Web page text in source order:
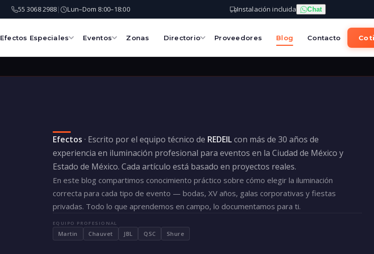
55 3068 2988| Lun–Dom 8:00–18:00 Instalación incluida Chat
Efectos Especiales Eventos Zonas Directorio Proveedores Blog Contacto
Efectos · Escrito por el equipo técnico de REDEILcon más de 30 años de
experiencia en iluminación profesional para eventos en la Ciudad de México y
Estado de México. Cada artículo está basado en proyectos reales.
En este blog compartimos conocimiento práctico sobre cómo elegir la iluminación
correcta para cada tipo de evento — bodas, XV años, galas corporativas y fiestas
privadas. Todo lo que aprendemos en campo, lo documentamos para ti.
EQUIPO PROFESIONAL
Martin Chauvet JBL QSC Shure